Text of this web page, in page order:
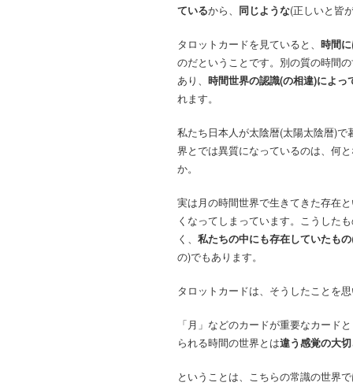
ているから、 同じような(正しいと皆
タロットカードを見ていると、 時間
のだということです。別の質の時間
あり、 時間世界の認識(の相違)によ
れます。
私たち日本人が太陰暦(太陽太陰暦)
界とでは異質になっているのは、何
か。
実は月の時間世界で生きてきた存在
くなってしまっています。こうした
く、 私たちの中にも存在していたもの
の)でもあります。
タロットカードは、そうしたことを
「月」などのカードが重要なカード
られる時間の世界とは違う感覚の大
ということは、こちらの常識の世界